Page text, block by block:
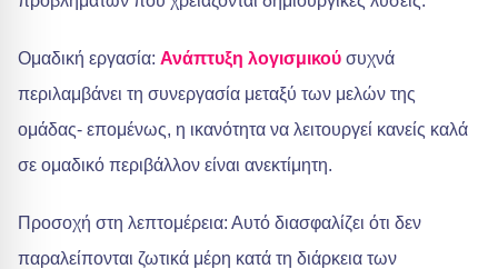
Ομαδική εργασία: Ανάπτυξη λογισμικού συχνά
περιλαμβάνει τη συνεργασία μεταξύ των μελών της
ομάδας- επομένως, η ικανότητα να λειτουργεί κανείς καλά
σε ομαδικό περιβάλλον είναι ανεκτίμητη.
Προσοχή στη λεπτομέρεια: Αυτό διασφαλίζει ότι δεν
παραλείπονται ζωτικά μέρη κατά τη διάρκεια των